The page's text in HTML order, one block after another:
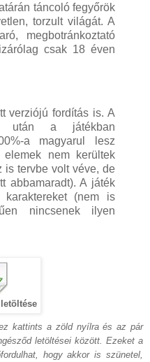
táncoló fegyőrök
torzult világát. A
megbotránkoztató
csak 18 éven
verziójú fordítás is. A
után a játékban
a magyarul lesz
nem kerültek
is tervbe volt véve, de
abbamaradt). A játék
karaktereket (nem is
nincsenek ilyen
kattints a zöld nyílra és az pár
letöltései között. Ezeket a
hogy akkor is szünetel,